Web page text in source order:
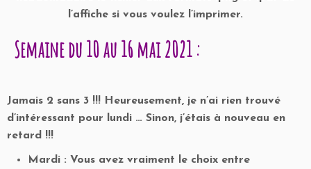
l’affiche si vous voulez l’imprimer.
Semaine du 10 au 16 mai 2021 :
Jamais 2 sans 3 !!! Heureusement, je n’ai rien trouvé
d’intéressant pour lundi … Sinon, j’étais à nouveau en
retard !!!
Mardi : Vous avez vraiment le choix entre